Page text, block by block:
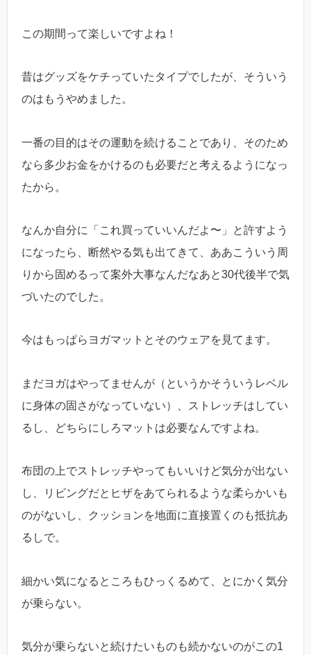
この期間って楽しいですよね！
昔はグッズをケチっていたタイプでしたが、そういう
のはもうやめました。
一番の目的はその運動を続けることであり、そのため
なら多少お金をかけるのも必要だと考えるようになっ
たから。
なんか自分に「これ買っていいんだよ〜」と許すよう
になったら、断然やる気も出てきて、ああこういう周
りから固めるって案外大事なんだなあと30代後半で気
づいたのでした。
今はもっぱらヨガマットとそのウェアを見てます。
まだヨガはやってませんが（というかそういうレベル
に身体の固さがなっていない）、ストレッチはしてい
るし、どちらにしろマットは必要なんですよね。
布団の上でストレッチやってもいいけど気分が出ない
し、リビングだとヒザをあてられるような柔らかいも
のがないし、クッションを地面に直接置くのも抵抗あ
るしで。
細かい気になるところもひっくるめて、とにかく気分
が乗らない。
気分が乗らないと続けたいものも続かないのがこの1